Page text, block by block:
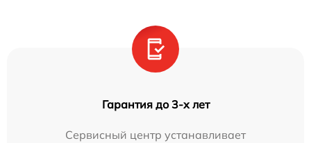
Гарантия до 3-х лет
Сервисный центр устанавливает